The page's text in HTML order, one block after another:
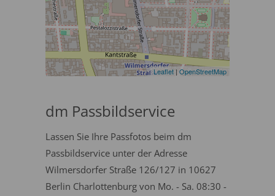
Leaflet | OpenStreetMap
dm Passbildservice
Lassen Sie Ihre Passfotos beim dm
Passbildservice unter der Adresse
Wilmersdorfer Straße 126/127 in 10627
Berlin Charlottenburg von Mo. - Sa. 08:30 -